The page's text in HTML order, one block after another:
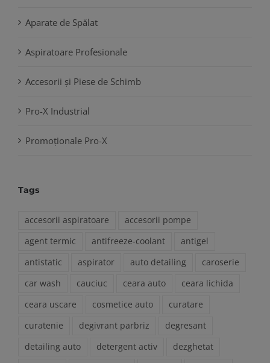
Aparate de Spălat
Aspiratoare Profesionale
Accesorii și Piese de Schimb
Pro-X Industrial
Promoționale Pro-X
Tags
accesorii aspiratoare
accesorii pompe
agent termic
antifreeze-coolant
antigel
antistatic
aspirator auto detailing
caroserie
car wash
cauciuc ceara auto
ceara lichida
ceara uscare
cosmetice auto
curatare
curatenie
degivrant parbriz
degresant
detailing auto
detergent activ
dezghetat